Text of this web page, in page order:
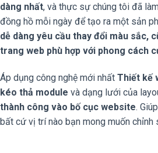
dàng nhất, và thực sự chúng tôi đã
đồng hồ mỗi ngày để tạo ra một sản
dễ dàng yêu cầu thay đổi màu sắc,
trang web phù hợp với phong cách
Áp dụng công nghệ mới nhất Thiết kế
kéo thả module và dạng lưới của
thành công vào bố cục website.
bất cứ vị trí nào bạn mong muốn chỉnh